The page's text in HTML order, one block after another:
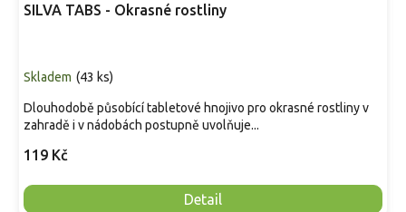
SILVA TABS - Okrasné rostliny
Skladem (43 ks)
119 Kč
Detail
Dlouhodobě působící tabletové hnojivo pro okrasné rostliny v
zahradě i v nádobách postupně uvolňuje...